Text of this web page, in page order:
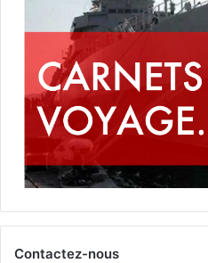
Contactez-nous